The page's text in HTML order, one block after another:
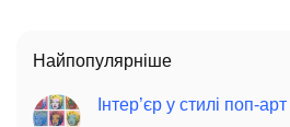
Найпопулярніше
Інтер’єр у стилі поп-арт